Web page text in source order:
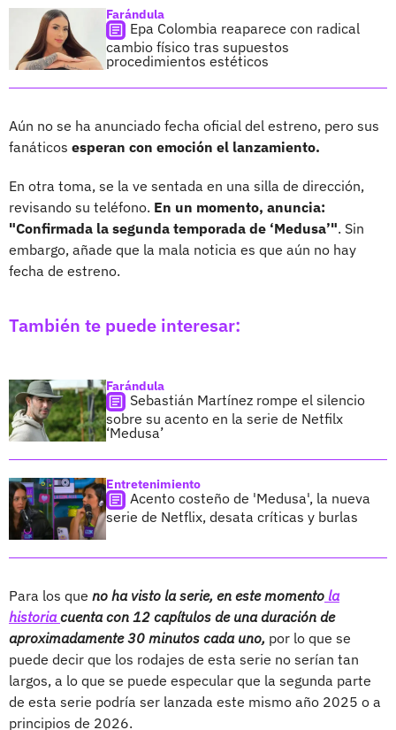
Farándula
Epa Colombia reaparece con radical
cambio físico tras supuestos
procedimientos estéticos
Aún no se ha anunciado fecha oficial del estreno, pero sus
fanáticos esperan con emoción el lanzamiento.
En otra toma, se la ve sentada en una silla de dirección,
revisando su teléfono. En un momento, anuncia:
"Confirmada la segunda temporada de ‘Medusa’". Sin
embargo, añade que la mala noticia es que aún no hay
fecha de estreno.
También te puede interesar:
Farándula
Sebastián Martínez rompe el silencio
sobre su acento en la serie de Netfilx
‘Medusa’
Entretenimiento
Acento costeño de 'Medusa', la nueva
serie de Netflix, desata críticas y burlas
Para los que no ha visto la serie, en este momento la
historia cuenta con 12 capítulos de una duración de
aproximadamente 30 minutos cada uno, por lo que se
puede decir que los rodajes de esta serie no serían tan
largos, a lo que se puede especular que la segunda parte
de esta serie podría ser lanzada este mismo año 2025 o a
principios de 2026.